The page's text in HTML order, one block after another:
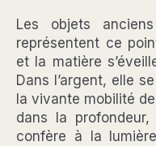
Les objets
représentent ce
et la matière
Dans l’argent, elle
la vivante mobilité
dans la
confère à la